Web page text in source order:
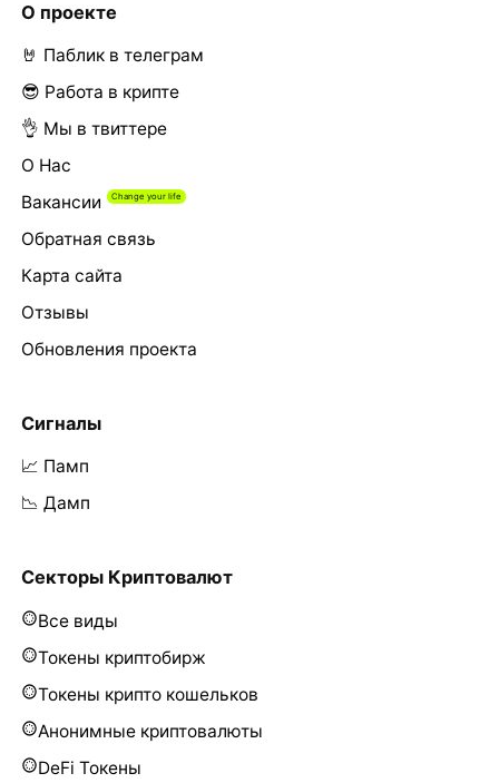
О проекте
🤘 Паблик в телеграм
😎 Работа в крипте
👌 Мы в твиттере
О Нас
Вакансии
Обратная связь
Карта сайта
Отзывы
Обновления проекта
Сигналы
📈 Памп
📉 Дамп
Секторы Криптовалют
Все виды
Токены криптобирж
Токены крипто кошельков
Анонимные криптовалюты
DeFi Токены